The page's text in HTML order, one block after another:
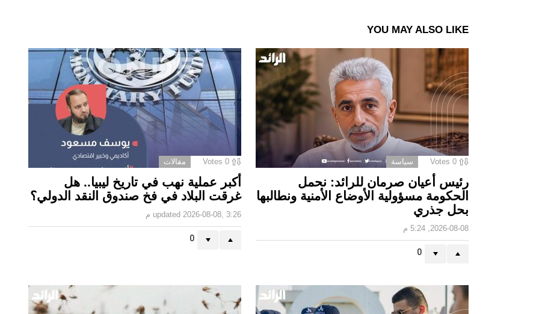
YOU MAY ALSO LIKE
0
Votes سياسة
رئيس أعيان صرمان للرائد: نحمل
الحكومة مسؤولية الأوضاع الأمنية ونطالبها
بحل جذري
2026-08-08, 5:24 م
0
0
Votes مقالات
أكبر عملية نهب في تاريخ ليبيا.. هل
غرقت البلاد في فخ صندوق النقد الدولي؟
updated 2026-08-08, 3:26 م
0